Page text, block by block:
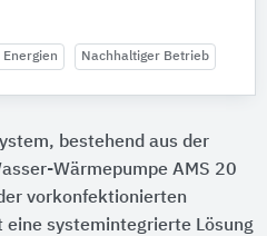
Nachhaltiger Betrieb
bestehend aus der
Wärmepumpe AMS 20
vorkonfektionierten
systemintegrierte Lösung